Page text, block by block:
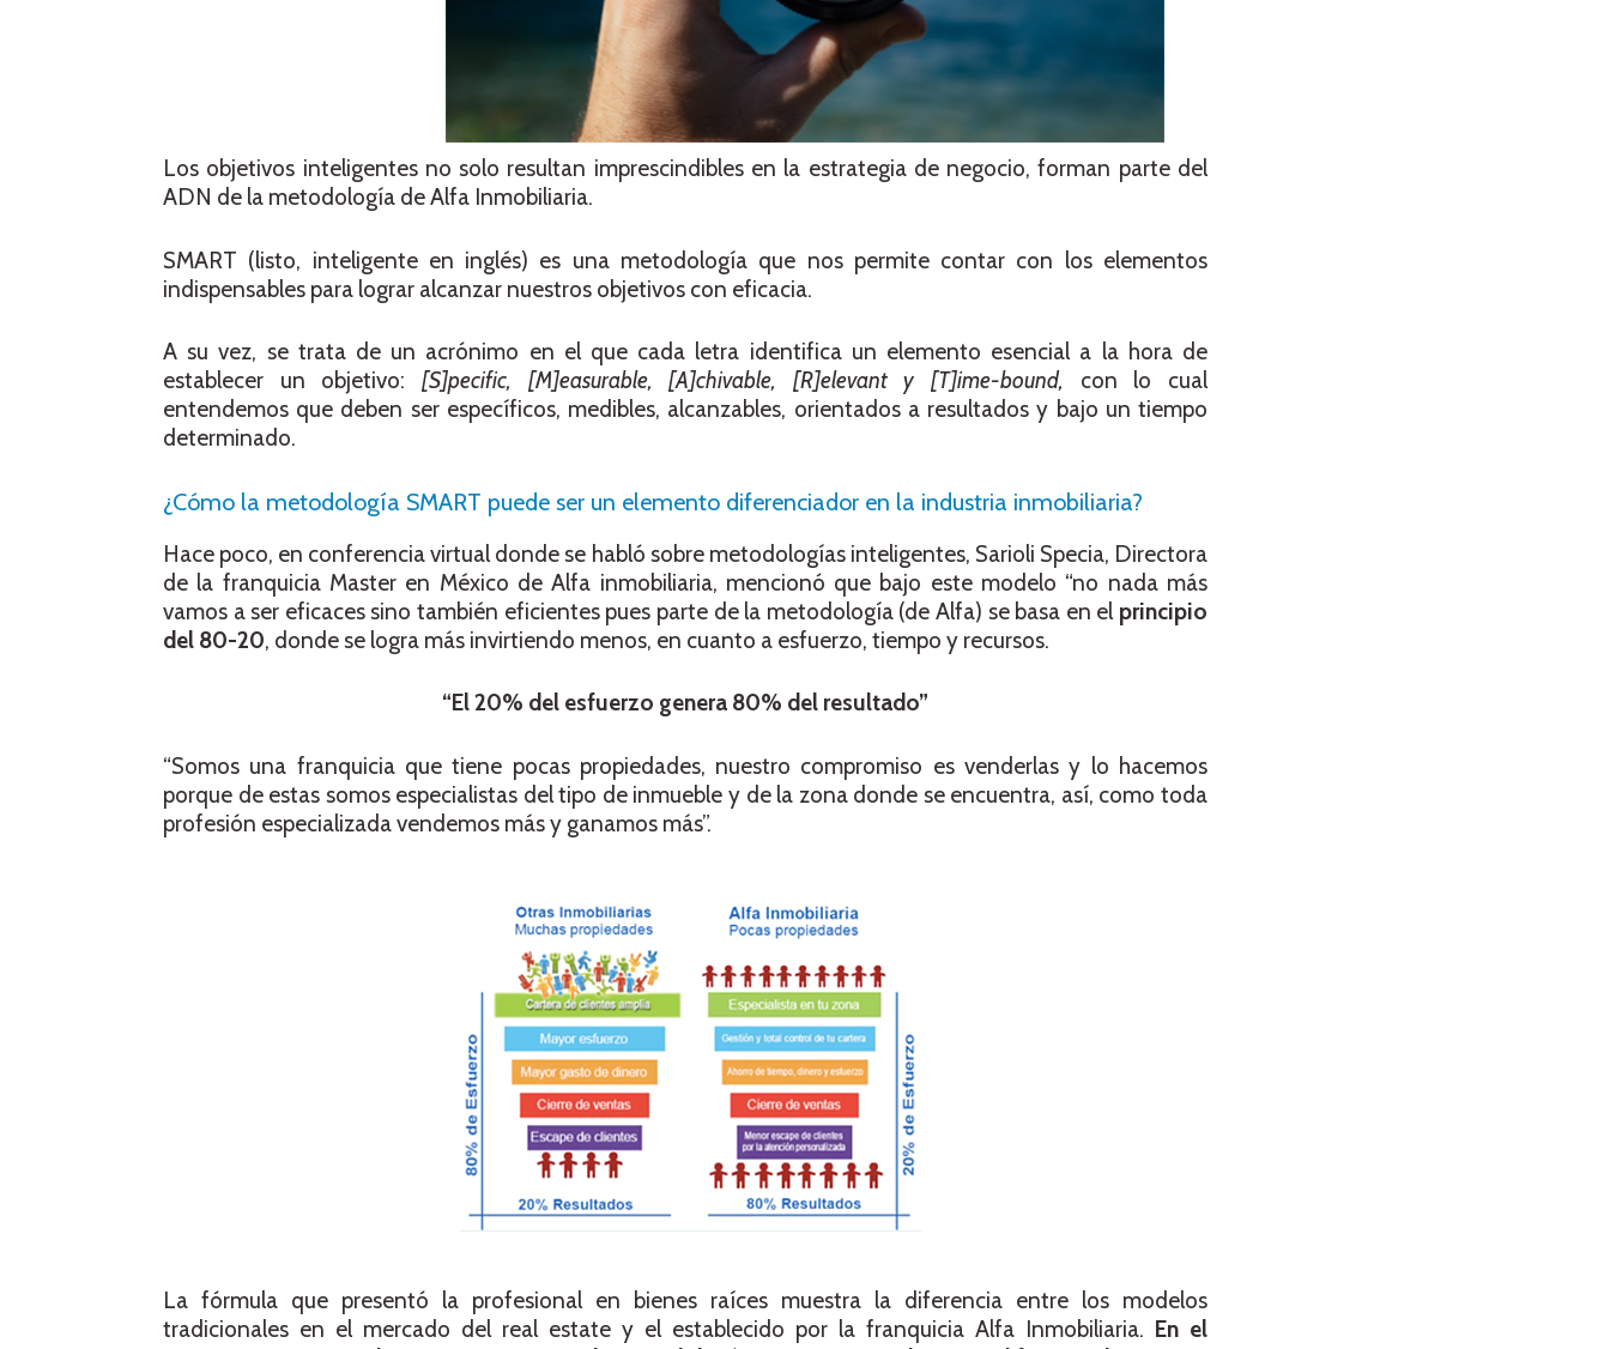
Los objetivos inteligentes no solo resultan imprescindibles en la estrategia de negocio, forman parte del
ADN de la metodología de Alfa Inmobiliaria.
SMART (listo, inteligente en inglés) es una metodología que nos permite contar con los elementos
indispensables para lograr alcanzar nuestros objetivos con eficacia.
A su vez, se trata de un acrónimo en el que cada letra identifica un elemento esencial a la hora de
establecer un objetivo: [S]pecific, [M]easurable, [A]chivable, [R]elevant y [T]ime-bound, con lo cual
entendemos que deben ser específicos, medibles, alcanzables, orientados a resultados y bajo un tiempo
determinado.
¿Cómo la metodología SMART puede ser un elemento diferenciador en la industria inmobiliaria?
Hace poco, en conferencia virtual donde se habló sobre metodologías inteligentes, Sarioli Specia, Directora
de la franquicia Master en México de Alfa inmobiliaria, mencionó que bajo este modelo “no nada más
vamos a ser eficaces sino también eficientes pues parte de la metodología (de Alfa) se basa en el principio
del 80-20, donde se logra más invirtiendo menos, en cuanto a esfuerzo, tiempo y recursos.
“El 20% del esfuerzo genera 80% del resultado”
“Somos una franquicia que tiene pocas propiedades, nuestro compromiso es venderlas y lo hacemos
porque de estas somos especialistas del tipo de inmueble y de la zona donde se encuentra, así, como toda
profesión especializada vendemos más y ganamos más”.
La fórmula que presentó la profesional en bienes raíces muestra la diferencia entre los modelos
tradicionales en el mercado del real estate y el establecido por la franquicia Alfa Inmobiliaria. En el